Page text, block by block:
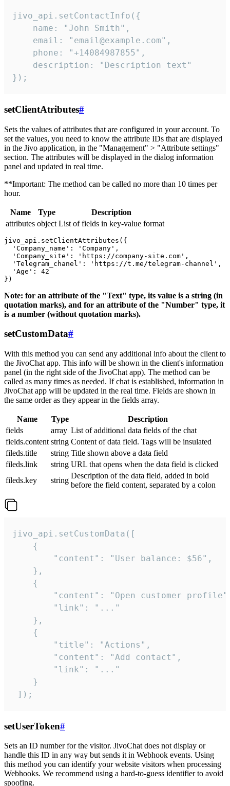
jivo_api.setContactInfo({
    name: "John Smith",
    email: "email@example.com",
    phone: "+14084987855",
    description: "Description text"
});
setClientAtributes#
Sets the values ​​of attributes that are configured in your account. To
set the values, you need to know the attribute IDs that are displayed
in the Jivo application, in the "Management" > "Attribute settings"
section. The attributes will be displayed in the dialog information
panel and updated in real time.
**Important: The method can be called no more than 10 times per
hour.
Name Type
Description
attributes object List of fields in key-value format
jivo_api.setClientAttributes({
  'Company_name': 'Company',
  'Company_site': 'https://company-site.com',
  'Telegram_chanel': 'https://t.me/telegram-channel',
  'Age': 42
Note: for an attribute of the "Text" type, its value is a string (in
quotation marks), and for an attribute of the "Number" type, it
is a number (without quotation marks).
setCustomData#
With this method you can send any additional info about the client to
the JivoChat app. This info will be shown in the client's information
panel (in the right side of the JivoChat app). The method can be
called as many times as needed. If chat is established, information in
JivoChat app will be updated in the real time. Fields are shown in
the same order as they appear in the fields array.
Name Type
Description
fields
array List of additional data fields of the chat
fields.content string Content of data field. Tags will be insulated
fileds.title
string Title shown above a data field
fileds.link
string URL that opens when the data field is clicked
fileds.key
string
Description of the data field, added in bold
before the field content, separated by a colon
jivo_api.setCustomData([
    {
        "content": "User balance: $56",
    },
    {
"content": "Open customer
        "link": "..."
    },
    {
        "title": "Actions",
        "content": "Add contact",
        "link": "..."
    }
]);
setUserToken#
Sets an ID number for the visitor. JivoChat does not display or
handle this ID in any way but sends it in Webhook events. Using
this method you can identify your website visitors when processing
Webhooks. We recommend using a hard-to-guess identifier to avoid
spoofing.